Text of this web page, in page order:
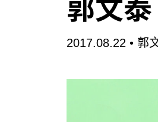
郭文泰
2017.08.22 • 郭